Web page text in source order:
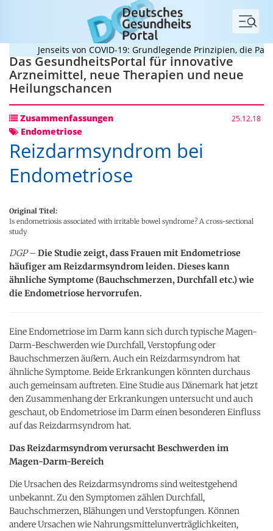
Menü
Jenseits von COVID-19: Grundlegende Prinzipien, die
Das GesundheitsPortal für innovative
Arzneimittel, neue Therapien und neue
Heilungschancen
Zusammenfassungen 25.12.18
Endometriose
Reizdarmsyndrom bei
Endometriose
Original Titel:
Is endometriosis associated with irritable bowel syndrome? A cross-sectional
study
DGP– Die Studie zeigt, dass Frauen mit Endometriose
häufiger am Reizdarmsyndrom leiden. Dieses kann
ähnliche Symptome (Bauchschmerzen, Durchfall etc.) wie
die Endometriose hervorrufen.
Eine Endometriose im Darm kann sich durch typische Magen-
Darm-Beschwerden wie Durchfall, Verstopfung oder
Bauchschmerzen äußern. Auch ein Reizdarmsyndrom hat
ähnliche Symptome. Beide Erkrankungen könnten durchaus
auch gemeinsam auftreten. Eine Studie aus Dänemark hat jetzt
den Zusammenhang der Erkrankungen untersucht und auch
geschaut, ob Endometriose im Darm einen besonderen Einfluss
auf das Reizdarmsyndrom hat.
Das Reizdarmsyndrom verursacht Beschwerden im
Magen-Darm-Bereich
Die Ursachen des Reizdarmsyndroms sind weitestgehend
unbekannt. Zu den Symptomen zählen Durchfall,
Bauchschmerzen, Blähungen und Verstopfungen. Können
andere Ursachen wie Nahrungsmittelunverträglichkeiten,